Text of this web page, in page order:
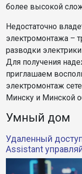
более высокой
Недостаточно
электромонтажа –
разводки
Для получения
приглашаем
электромонтаж
Минску и Минской
Умный дом
Удаленный
Assistant